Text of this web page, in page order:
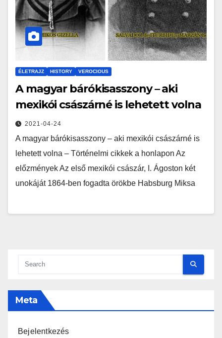
ÉLETRAJZ HISTORY VEROCIOUS
A magyar bárókisasszony – aki
mexikói császárné is lehetett volna
2021-04-24
A magyar bárókisasszony – aki mexikói császárné is
lehetett volna – Történelmi cikkek a honlapon Az
előzmények Az első mexikói császár, I. Ágoston két
unokáját 1864-ben fogadta örökbe Habsburg Miksa
Meta
Bejelentkezés